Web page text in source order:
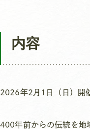
内容
2026年2月1日（日）開
400年前からの伝統を地